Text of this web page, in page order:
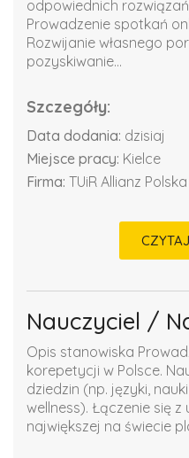
odpowiednich
Prowadzenie spotkań
Rozwijanie własnego
pozyskiwanie...
Szczegóły:
Data dodania: dzisiaj
Miejsce pracy: Kielce
Firma: TUiR Allianz Polska
Nauczyciel /
Opis stanowiska
korepetycji w Polsce.
dziedzin (np. języki,
wellness). Łączenie się
największej na świecie